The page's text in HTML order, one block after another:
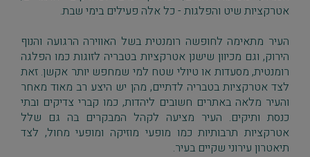
אטרקציות שיט והפלגות - כל אלה פעילים בימי שבת.
העיר מתאימה לחופשה רומנטית בשל האווירה הרגועה והנוף
הירוק, וגם מכיוון שישנן אטרקציות בטבריה לזוגות כמו הפלגה
רומנטית, מסעדות או טיולי שטח למי שמחפש יותר אקשן. זאת
לצד אטרקציות בטבריה לדתיים, מהן יש היצע רב מאוד מאחר
והעיר מלאה באתרים חשובים ליהדות, כמו קברי צדיקים ובתי
כנסת ותיקים. העיר מציעה לקהל המבקרים בה גם שלל
אטרקציות תרבותיות כמו מופעי מוזיקה ומופעי מחול, לצד
תיאטרון עירוני שקיים בעיר.